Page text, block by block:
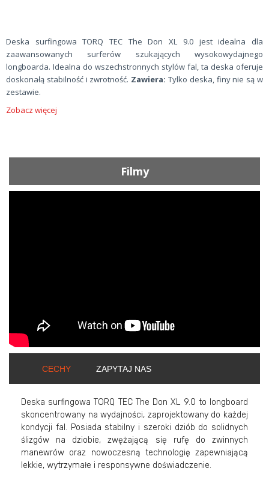
Deska surfingowa TORQ TEC The Don XL 9.0 jest idealna dla
zaawansowanych surferów szukających wysokowydajnego
longboarda. Idealna do wszechstronnych stylów fal, ta deska oferuje
doskonałą stabilność i zwrotność. Zawiera: Tylko deska, finy nie są w
zestawie.
Zobacz więcej
Filmy
CECHY ZAPYTAJ NAS
Deska surfingowa TORQ TEC The Don XL 9.0 to longboard
skoncentrowany na wydajności, zaprojektowany do każdej
kondycji fal. Posiada stabilny i szeroki dziób do solidnych
ślizgów na dziobie, zwężającą się rufę do zwinnych
manewrów oraz nowoczesną technologię zapewniającą
lekkie, wytrzymałe i responsywne doświadczenie.